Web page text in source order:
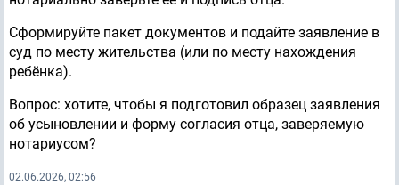
Сформируйте пакет документов и подайте заявление в
суд по месту жительства (или по месту нахождения
ребёнка).
Вопрос: хотите, чтобы я подготовил образец заявления
об усыновлении и форму согласия отца, заверяемую
нотариусом?
02.06.2026, 02:56